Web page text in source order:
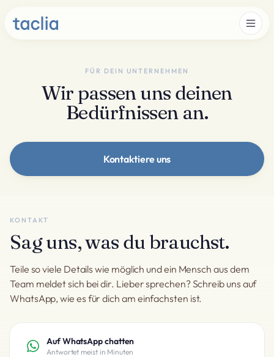
FÜR DEIN UNTERNEHMEN
Wir passen uns deinen
Bedürfnissen an.
Kontaktiere uns
KONTAKT
Sag uns, was du brauchst.
Teile so viele Details wie möglich und ein Mensch aus dem
Team meldet sich bei dir. Lieber sprechen? Schreib uns auf
WhatsApp, wie es für dich am einfachsten ist.
Auf WhatsApp chatten
Antwortet meist in Minuten